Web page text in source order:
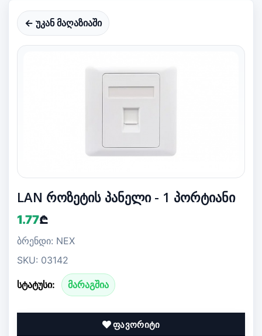
← უკან მაღაზიაში
LAN როზეტის პანელი - 1 პორტიანი
1.77₾
ბრენდი: NEX
SKU: 03142
სტატუსი: მარაგშია
ფავორიტი